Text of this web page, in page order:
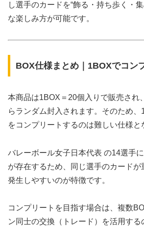
し選手のカードを“飾る・持ち歩く・
な楽しみ方が可能です。
BOX仕様まとめ｜1BOXでコン
本商品は1BOX＝20個入りで販売され
らランダム封入されます。そのため
をコンプリートするのは難しい仕様と
バレーボール女子日本代表 の14選手
が存在するため、同じ選手のカードが
発生しやすいのが特徴です。
コンプリートを目指す場合は、複数
ン同士の交換（トレード）を活用する